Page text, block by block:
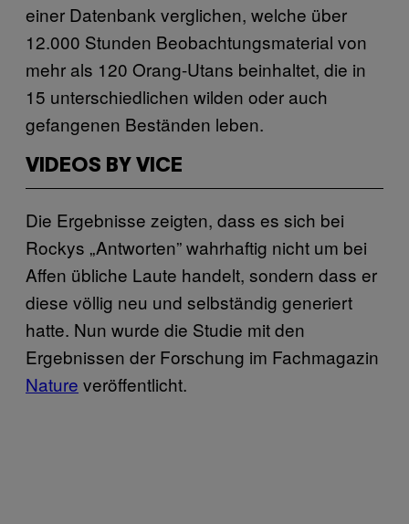
einer Datenbank verglichen, welche über
12.000 Stunden Beobachtungsmaterial von
mehr als 120 Orang-Utans beinhaltet, die in
15 unterschiedlichen wilden oder auch
gefangenen Beständen leben.
VIDEOS BY VICE
Die Ergebnisse zeigten, dass es sich bei
Rockys „Antworten” wahrhaftig nicht um bei
Affen übliche Laute handelt, sondern dass er
diese völlig neu und selbständig generiert
hatte. Nun wurde die Studie mit den
Ergebnissen der Forschung im Fachmagazin
Nature veröffentlicht.